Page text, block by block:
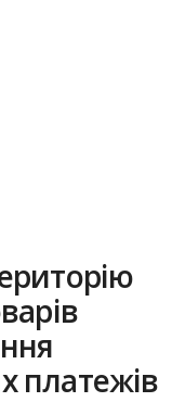
платежів